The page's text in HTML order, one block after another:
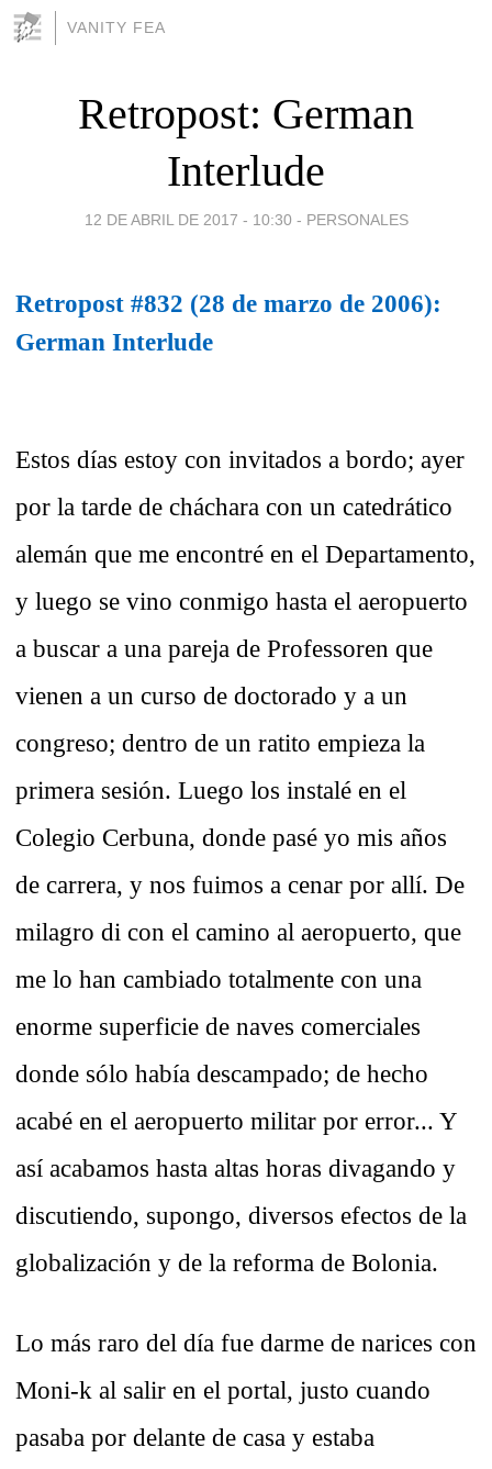
VANITY FEA
Retropost: German
Interlude
12 DE ABRIL DE 2017 - 10:30 - PERSONALES
Retropost #832 (28 de marzo de 2006):
German Interlude
Estos días estoy con invitados a bordo; ayer
por la tarde de cháchara con un catedrático
alemán que me encontré en el Departamento,
y luego se vino conmigo hasta el aeropuerto
a buscar a una pareja de Professoren que
vienen a un curso de doctorado y a un
congreso; dentro de un ratito empieza la
primera sesión. Luego los instalé en el
Colegio Cerbuna, donde pasé yo mis años
de carrera, y nos fuimos a cenar por allí. De
milagro di con el camino al aeropuerto, que
me lo han cambiado totalmente con una
enorme superficie de naves comerciales
donde sólo había descampado; de hecho
acabé en el aeropuerto militar por error... Y
así acabamos hasta altas horas divagando y
discutiendo, supongo, diversos efectos de la
globalización y de la reforma de Bolonia.
Lo más raro del día fue darme de narices con
Moni-k al salir en el portal, justo cuando
pasaba por delante de casa y estaba